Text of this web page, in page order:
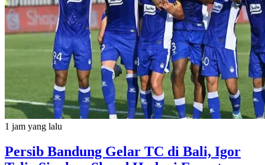
1 jam yang lalu
Persib Bandung Gelar TC di Bali, Igor